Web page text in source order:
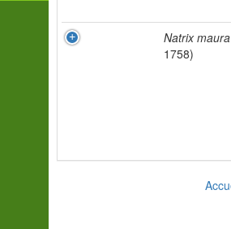
Natrix maura
1758)